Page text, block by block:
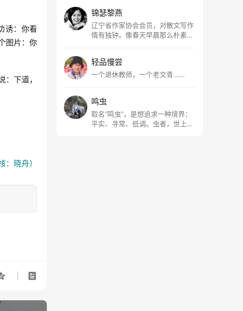
诱：你看
图片：你
下道，
：晓舟）
根所在，我用文字慢慢认识你、慢
慢熟悉你。
锦瑟黎燕
辽宁省作家协会会员，对散文写作
情有独钟。像春天早晨那么朴素，
轻品慢尝
一个退休教师，一个老文青……
鸣虫
取名“鸣虫”，是想追求一种境界：
平实、寻常、低调。虫者，世上最